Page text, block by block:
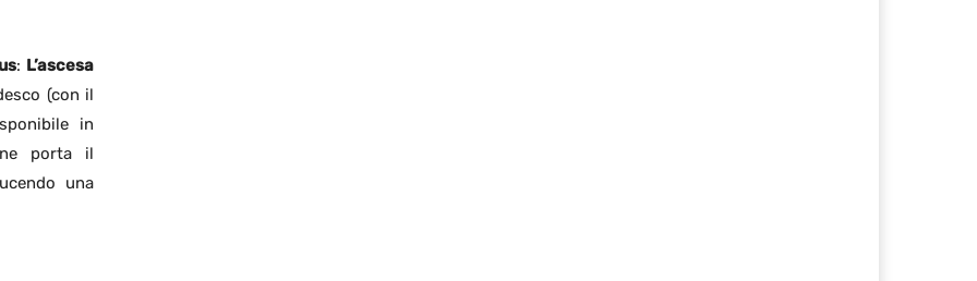
: L’ascesa
(con il
in
porta il
una